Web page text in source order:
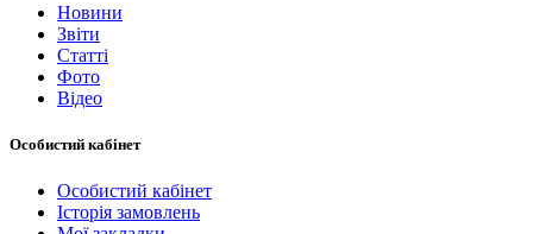
Новини
Звіти
Статті
Фото
Відео
Особистий кабінет
Особистий кабінет
Історія замовлень